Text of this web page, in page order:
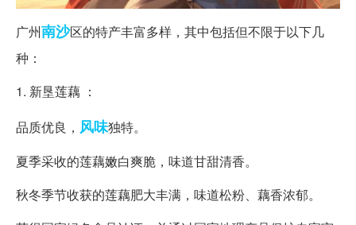
广州南沙区的特产丰富多样，其中包括但不限于以下几
种：
1. 新垦莲藕 ：
品质优良， 风味独特。
夏季采收的莲藕嫩白爽脆，味道甘甜清香。
秋冬季节收获的莲藕肥大丰满，味道松粉、藕香浓郁。